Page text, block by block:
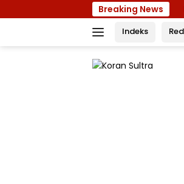
ke
Breaking News
Ketua
Indeks